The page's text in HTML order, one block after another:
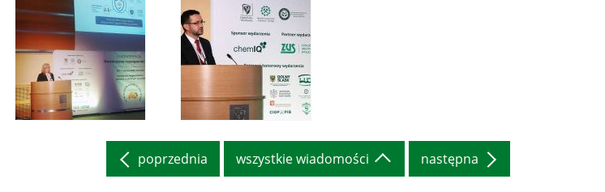
poprzednia wszystkie wiadomości następna